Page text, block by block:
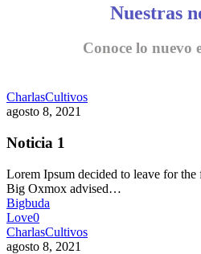
Nuestras
Conoce lo nuevo
CharlasCultivos
agosto 8, 2021
Noticia 1
Lorem Ipsum decided to leave for
Big Oxmox advised…
Bigbuda
Love0
CharlasCultivos
agosto 8, 2021